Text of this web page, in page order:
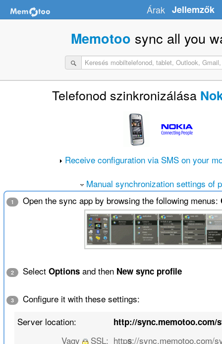
Árak Jellemzők
Memotoo sync all you
Telefonod szinkronizálása
Receive configuration via SMS on your
Manual synchronization settings of
1 Open the sync app by browsing the following menus:
2 Select Optionsand then New sync profile
3
Configure it with these settings:
Server location:
http://sync.memotoo.com/
Vagy SSL: https://sync.memotoo.com/